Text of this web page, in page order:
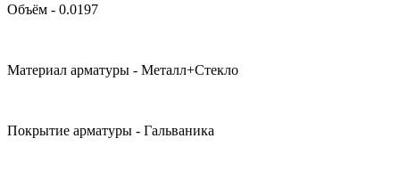
Объём - 0.0197
Материал арматуры - Металл+Стекло
Покрытие арматуры - Гальваника